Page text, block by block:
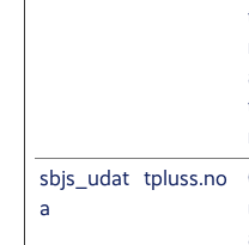
sbjs_udat
a
tpluss.no